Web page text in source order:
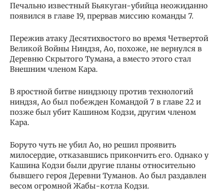
Печально известный Бьякуган-убийца неожиданно
появился в главе 19, прервав миссию команды 7.
Пережив атаку Десятихвостого во время Четвертой
Великой Войны Ниндзя, Ао, похоже, не вернулся в
Деревню Скрытого Тумана, а вместо этого стал
Внешним членом Кара.
В яростной битве ниндзюцу против технологий
ниндзя, Ао был побежден Командой 7 в главе 22 и
позже был убит Кашином Кодзи, другим членом
Кара.
Боруто чуть не убил Ао, но решил проявить
милосердие, отказавшись прикончить его. Однако у
Кашина Кодзи были другие планы относительно
бывшего героя Деревни Туманов. Ао был раздавлен
весом огромной Жабы-котла Кодзи.